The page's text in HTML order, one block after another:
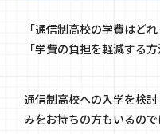
「通信制高校の学費はどれ
「学費の負担を軽減する方
通信制高校への入学を検
みをお持ちの方もいるので